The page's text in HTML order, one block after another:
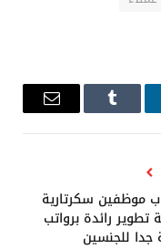
Tumblr
البريد
موظفين سكرتارية
تطوير رائدة برواتب
جدا للجنسين